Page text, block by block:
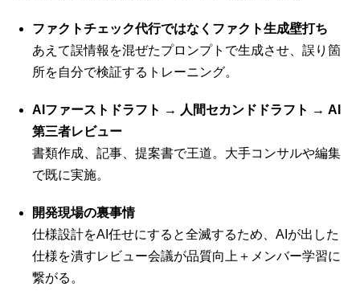
ファクトチェック代行ではなくファクト生成壁打ち
あえて誤情報を混ぜたプロンプトで生成させ、誤り箇
所を自分で検証するトレーニング。
AIファーストドラフト → 人間セカンドドラフト → AI
第三者レビュー
書類作成、記事、提案書で王道。大手コンサルや編集
で既に実施。
開発現場の裏事情
仕様設計をAI任せにすると全滅するため、AIが出した
仕様を潰すレビュー会議が品質向上＋メンバー学習に
繋がる。